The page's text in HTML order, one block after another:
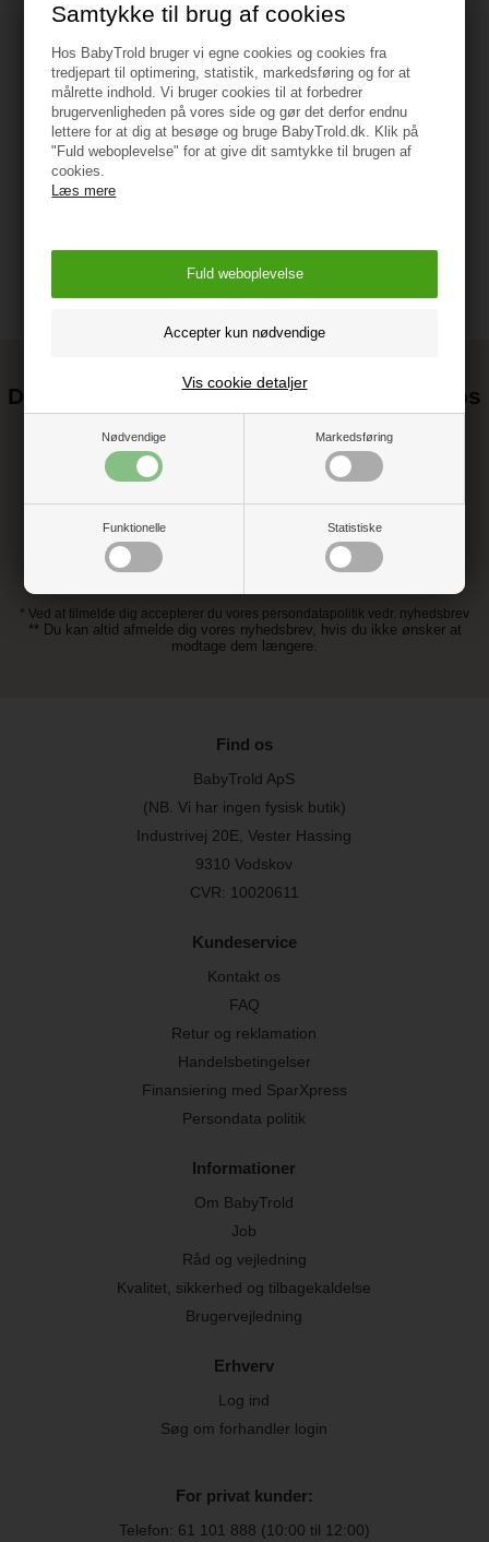
Samtykke til brug af cookies
Hos BabyTrold bruger vi egne cookies og cookies fra
tredjepart til optimering, statistik, markedsføring og for at
målrette indhold. Vi bruger cookies til at forbedrer
brugervenligheden på vores side og gør det derfor endnu
lettere for at dig at besøge og bruge BabyTrold.dk. Klik på
"Fuld weboplevelse" for at give dit samtykke til brugen af
cookies.
Læs mere
Nødvendige Markedsføring
Funktionelle Statistiske
Vis cookie detaljer
Specifikationer
Vejledning
Det kan blive endnu billigere at handle hos
os! ;-)
Tilmeld dig vores nyhedsbrev og gå ikke glip af gode tilbud
* Ved at tilmelde dig accepterer du vores persondatapolitik vedr. nyhedsbrev
** Du kan altid afmelde dig vores nyhedsbrev, hvis du ikke ønsker at
modtage dem længere.
Find os
BabyTrold ApS
(NB. Vi har ingen fysisk butik)
Industrivej 20E, Vester Hassing
9310 Vodskov
CVR: 10020611
Kundeservice
Kontakt os
FAQ
Retur og reklamation
Handelsbetingelser
Finansiering med SparXpress
Persondata politik
Informationer
Om BabyTrold
Job
Råd og vejledning
Kvalitet, sikkerhed og tilbagekaldelse
Brugervejledning
Erhverv
Log ind
Søg om forhandler login
For privat kunder:
Telefon: 61 101 888 (10:00 til 12:00)